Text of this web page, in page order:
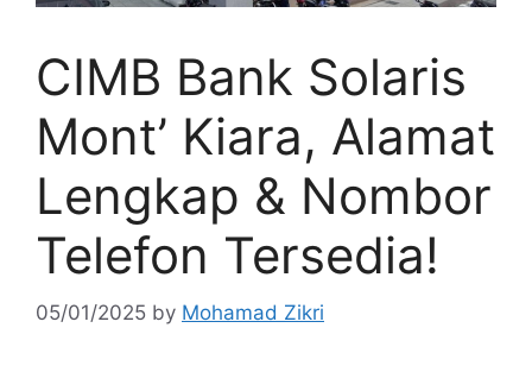
CIMB Bank Solaris
Mont’ Kiara, Alamat
Lengkap & Nombor
Telefon Tersedia!
05/01/2025 by Mohamad Zikri